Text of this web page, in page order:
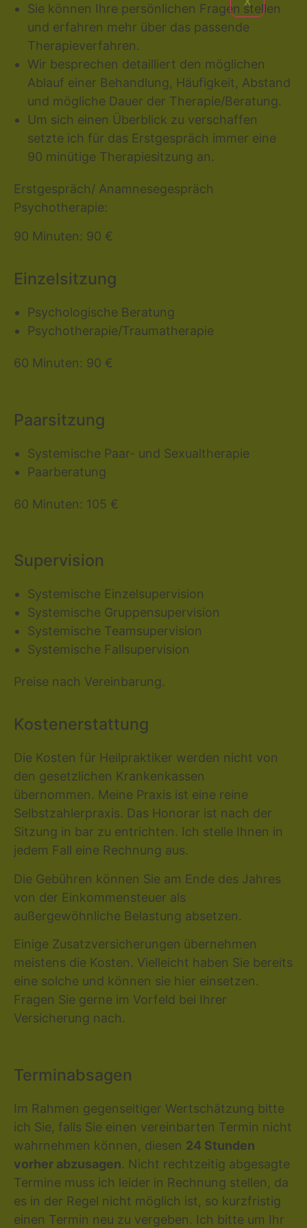
Sie können Ihre persönlichen Fragen stellen
und erfahren mehr über das passende
Therapieverfahren.
Wir besprechen detailliert den möglichen
Ablauf einer Behandlung, Häufigkeit, Abstand
und mögliche Dauer der Therapie/Beratung.
Um sich einen Überblick zu verschaffen
setzte ich für das Erstgespräch immer eine
90 minütige Therapiesitzung an.
Erstgespräch/ Anamnesegespräch
Psychotherapie:
90 Minuten: 90 €
Einzelsitzung
Psychologische Beratung
Psychotherapie/Traumatherapie
60 Minuten: 90 €
Paarsitzung
Systemische Paar- und Sexualtherapie
Paarberatung
60 Minuten: 105 €
Supervision
Systemische Einzelsupervision
Systemische Gruppensupervision
Systemische Teamsupervision
Systemische Fallsupervision
Preise nach Vereinbarung.
Kostenerstattung
Die Kosten für Heilpraktiker werden nicht von
den gesetzlichen Krankenkassen
übernommen. Meine Praxis ist eine reine
Selbstzahlerpraxis. Das Honorar ist nach der
Sitzung in bar zu entrichten. Ich stelle Ihnen in
jedem Fall eine Rechnung aus.
Die Gebühren können Sie am Ende des Jahres
von der Einkommensteuer als
außergewöhnliche Belastung absetzen.
Einige Zusatzversicherungen übernehmen
meistens die Kosten. Vielleicht haben Sie bereits
eine solche und können sie hier einsetzen.
Fragen Sie gerne im Vorfeld bei Ihrer
Versicherung nach.
Terminabsagen
Im Rahmen gegenseitiger Wertschätzung bitte
ich Sie, falls Sie einen vereinbarten Termin nicht
wahrnehmen können, diesen 24 Stunden
vorher abzusagen. Nicht rechtzeitig abgesagte
Termine muss ich leider in Rechnung stellen, da
es in der Regel nicht möglich ist, so kurzfristig
einen Termin neu zu vergeben. Ich bitte um Ihr